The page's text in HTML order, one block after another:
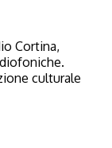
Cortina,
culturale